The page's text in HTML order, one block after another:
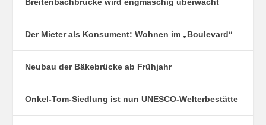
Der Mieter als Konsument: Wohnen im „Boulevard“
Neubau der Bäkebrücke ab Frühjahr
Onkel-Tom-Siedlung ist nun UNESCO-Welterbestätte